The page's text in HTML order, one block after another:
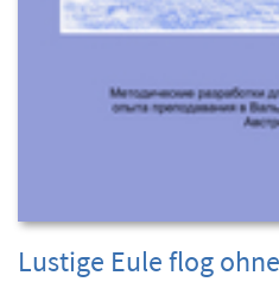
Lustige Eule flog